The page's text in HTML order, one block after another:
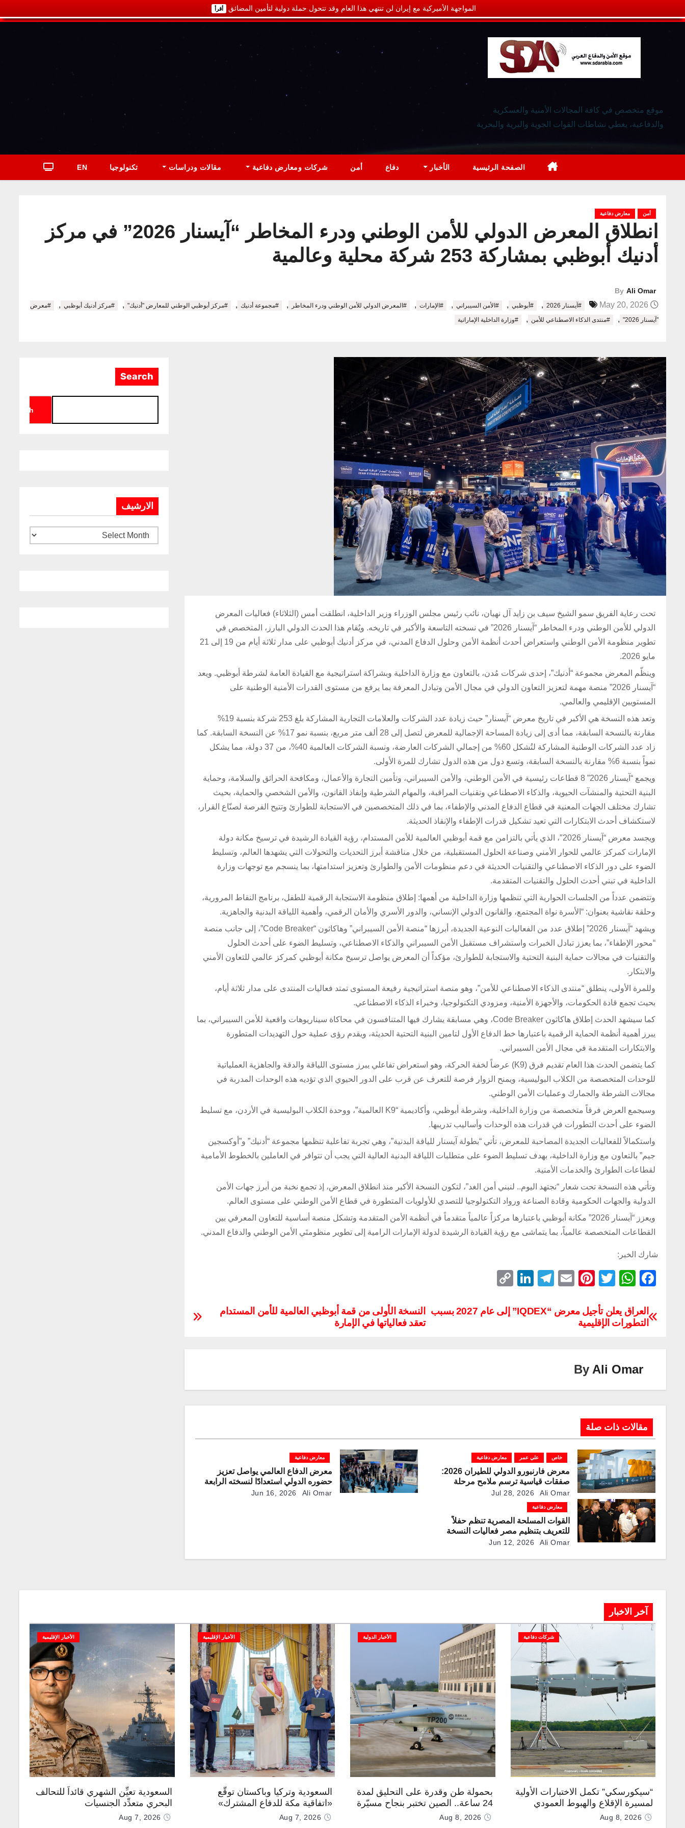
المواجهة الأميركية مع إيران لن تنتهي هذا العام وقد تتحول حملة دولية لتأمين المضائق أقرأ
موقع متخصص في كافة المجالات الأمنية والعسكرية
والدفاعية، يغطي نشاطات القوات الجوية والبرية والبحرية
الصفحة الرئيسية الأخبار دفاع أمن شركات ومعارض دفاعية مقالات ودراسات تكنولوجيا EN
أمن معارض دفاعية
انطلاق المعرض الدولي للأمن الوطني ودرء المخاطر “آيسنار 2026” في مركز
أدنيك أبوظبي بمشاركة 253 شركة محلية وعالمية
By Ali Omar
#آيسنار 2026 , #أبوظبي , #الأمن السيبراني , #الإمارات , #المعرض الدولي للأمن الوطني ودرء المخاطر , #مجموعة أدنيك , #مركز أبوظبي الوطني للمعارض "أدنيك" , #مركز أدنيك أبوظبي ,
#معرض
"آيسنار 2026"
, #منتدى الذكاء الاصطناعي للأمن , #وزارة الداخلية الإماراتية
تحت رعاية الفريق سمو الشيخ سيف بن زايد آل نهيان، نائب رئيس مجلس الوزراء وزير الداخلية، انطلقت أمس (الثلاثاء) فعاليات المعرض
الدولي للأمن الوطني ودرء المخاطر “آيسنار 2026” في نسخته التاسعة والأكبر في تاريخه. ويُقام هذا الحدث الدولي البارز، المتخصص في
تطوير منظومة الأمن الوطني واستعراض أحدث أنظمة الأمن وحلول الدفاع المدني، في مركز أدنيك أبوظبي على مدار ثلاثة أيام من 19 إلى 21
مايو 2026.
وينظّم المعرض مجموعة “أدنيك”، إحدى شركات مُدن، بالتعاون مع وزارة الداخلية وبشراكة استراتيجية مع القيادة العامة لشرطة أبوظبي. ويعد
“آيسنار 2026” منصة مهمة لتعزيز التعاون الدولي في مجال الأمن وتبادل المعرفة بما يرفع من مستوى القدرات الأمنية الوطنية على
المستويين الإقليمي والعالمي.
وتعد هذه النسخة هي الأكبر في تاريخ معرض “آيسنار” حيث زيادة عدد الشركات والعلامات التجارية المشاركة بلغ 253 شركة بنسبة 19%
مقارنة بالنسخة السابقة، مما أدى إلى زيادة المساحة الإجمالية للمعرض لتصل إلى 28 ألف متر مربع، بنسبة نمو 17% عن النسخة السابقة. كما
زاد عدد الشركات الوطنية المشاركة لتُشكل 60% من إجمالي الشركات العارضة، ونسبة الشركات العالمية 40%، من 37 دولة، مما يشكل
نمواً بنسبة 6% مقارنة بالنسخة السابقة، وتسع دول من هذه الدول تشارك للمرة الأولى.
ويجمع “آيسنار 2026” 8 قطاعات رئيسية في الأمن الوطني، والأمن السيبراني، وتأمين التجارة والأعمال، ومكافحة الحرائق والسلامة، وحماية
البنية التحتية والمنشآت الحيوية، والذكاء الاصطناعي وتقنيات المراقبة، والمهام الشرطية وإنفاذ القانون، والأمن الشخصي والحماية، بحيث
تشارك مختلف الجهات المعنية في قطاع الدفاع المدني والإطفاء، بما في ذلك المتخصصين في الاستجابة للطوارئ وتتيح الفرصة لصنّاع القرار،
لاستكشاف أحدث الابتكارات التي تعيد تشكيل قدرات الإطفاء والإنقاذ الحديثة.
ويجسد معرض “آيسنار 2026″، الذي يأتي بالتزامن مع قمة أبوظبي العالمية للأمن المستدام، رؤية القيادة الرشيدة في ترسيخ مكانة دولة
الإمارات كمركز عالمي للحوار الأمني وصناعة الحلول المستقبلية، من خلال مناقشة أبرز التحديات والتحولات التي يشهدها العالم، وتسليط
الضوء على دور الذكاء الاصطناعي والتقنيات الحديثة في دعم منظومات الأمن والطوارئ وتعزيز استدامتها، بما ينسجم مع توجهات وزارة
الداخلية في تبني أحدث الحلول والتقنيات المتقدمة.
وتتضمن عدداً من الجلسات الحوارية التي تنظمها وزارة الداخلية من أهمها: إطلاق منظومة الاستجابة الرقمية للطفل، برنامج النقاط المرورية،
وحلقة نقاشية بعنوان: “الأسرة نواة المجتمع، والقانون الدولي الإنساني، والدور الأسري والأمان الرقمي، وأهمية اللياقة البدنية والجاهزية.
ويشهد “آيسنار 2026” إطلاق عدد من الفعاليات النوعية الجديدة، أبرزها “منصة الأمن السيبراني” وهاكاثون “Code Breaker”، إلى جانب منصة
“محور الإطفاء”، بما يعزز تبادل الخبرات واستشراف مستقبل الأمن السيبراني والذكاء الاصطناعي، وتسليط الضوء على أحدث الحلول
والتقنيات في مجالات حماية البنية التحتية والاستجابة للطوارئ، مؤكداً أن المعرض يواصل ترسيخ مكانة أبوظبي كمركز عالمي للتعاون الأمني
والابتكار.
وللمرة الأولى، ينطلق “منتدى الذكاء الاصطناعي للأمن”، وهو منصة استراتيجية رفيعة المستوى تمتد فعاليات المنتدى على مدار ثلاثة أيام،
بحيث تجمع قادة الحكومات، والأجهزة الأمنية، ومزودي التكنولوجيا، وخبراء الذكاء الاصطناعي.
كما سيشهد الحدث إطلاق هاكاثون Code Breaker، وهي مسابقة يشارك فيها المتنافسون في محاكاة سيناريوهات واقعية للأمن السيبراني، بما
يبرز أهمية أنظمة الحماية الرقمية باعتبارها خط الدفاع الأول لتامين البنية التحتية الحديثة، ويقدم رؤى عملية حول التهديدات المتطورة
والابتكارات المتقدمة في مجال الأمن السيبراني.
كما يتضمن الحدث هذا العام تقديم فرق (K9) عرضاً لخفة الحركة، وهو استعراض تفاعلي يبرز مستوى اللياقة والدقة والجاهزية العملياتية
للوحدات المتخصصة من الكلاب البوليسية، ويمنح الزوار فرصة للتعرف عن قرب على الدور الحيوي الذي تؤديه هذه الوحدات المدربة في
مجالات الشرطة والجمارك وعمليات الأمن الوطني.
وسيجمع العرض فرقاً متخصصة من وزارة الداخلية، وشرطة أبوظبي، وأكاديمية “K9 العالمية”، ووحدة الكلاب البوليسية في الأردن، مع تسليط
الضوء على أحدث التطورات في قدرات هذه الوحدات وأساليب تدريبها.
واستكمالاً للفعاليات الجديدة المصاحبة للمعرض، تأتي “بطولة آيسنار للياقة البدنية”، وهي تجربة تفاعلية تنظمها مجموعة “أدنيك” و”أوكسجين
جيم” بالتعاون مع وزارة الداخلية، بهدف تسليط الضوء على متطلبات اللياقة البدنية العالية التي يجب أن تتوافر في العاملين بالخطوط الأمامية
لقطاعات الطوارئ والخدمات الأمنية.
وتأتي هذه النسخة تحت شعار “نجتهد اليوم.. لنبني أمن الغد”، لتكون النسخة الأكبر منذ انطلاق المعرض، إذ تجمع نخبة من أبرز جهات الأمن
الدولية والجهات الحكومية وقادة الصناعة ورواد التكنولوجيا للتصدي للأولويات المتطورة في قطاع الأمن الوطني على مستوى العالم.
ويعزز “آيسنار 2026” مكانة أبوظبي باعتبارها مركزاً عالمياً متقدماً في أنظمة الأمن المتقدمة وتشكل منصة أساسية للتعاون المعرفي بين
القطاعات المتخصصة عالمياً، بما يتماشى مع رؤية القيادة الرشيدة لدولة الإمارات الرامية إلى تطوير منظومتَي الأمن الوطني والدفاع المدني.
شارك الخبر:
F
c
e
o
k
W
at
s
p
T
tt
er
Pi
er
E
ail
T
e
Li
k
p
النسخة الأولى من قمة أبوظبي العالمية للأمن المستدام
تعقد فعالياتها في الإمارة
العراق يعلن تأجيل معرض “IQDEX” إلى عام 2027 بسبب
التطورات الإقليمية
By Ali Omar
مقالات ذات صلة
خاص علي عمر معارض دفاعية
معرض فارنبورو الدولي للطيران 2026:
صفقات قياسية ترسم ملامح مرحلة
جديدة لقطاعات الطيران والدفاع والفضاء
Jul 28, 2026 Ali Omar
معارض دفاعية
معرض الدفاع العالمي يواصل تعزيز
حضوره الدولي استعدادًا لنسخته الرابعة
عام 2028
Jun 16, 2026 Ali Omar
معارض دفاعية
القوات المسلحة المصرية تنظم حفلاً
للتعريف بتنظيم مصر فعاليات النسخة
الثانية من معرض العلمين الدولي للطيران
Jun 12, 2026 Ali Omar
Search
Search
الارشيف
آخر الاخبار
شركات دفاعية
“سيكورسكي” تكمل الاختبارات الأولية
لمسيرة الإقلاع والهبوط العمودي
“نوماد 100”Aug 8, 2026
الأخبار الدولية
بحمولة طن وقدرة على التحليق لمدة
24 ساعة.. الصين تختبر بنجاح مسيّرة
“TP200”
Aug 8, 2026
الأخبار الإقليمية
السعودية وتركيا وباكستان توقّع
«اتفاقية مكة للدفاع المشترك»
Aug 7, 2026
الأخبار الإقليمية
السعودية تعيِّن الشهري قائداً للتحالف
البحري متعدِّد الجنسيات
Aug 7, 2026